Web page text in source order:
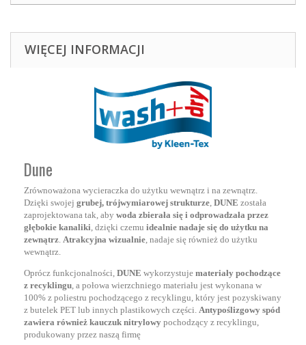
WIĘCEJ INFORMACJI
Dune
Zrównoważona wycieraczka do użytku wewnątrz i na zewnątrz.
Dzięki swojej grubej, trójwymiarowej strukturze DUNE została
zaprojektowana tak, aby woda zbierała się i odprowadzała przez
głębokie kanaliki , dzięki czemu idealnie nadaje się do użytku na
zewnątrz Atrakcyjna wizualnie , nadaje się również do użytku
wewnątrz.
Oprócz funkcjonalności, DUNE wykorzystuje materiały pochodzące
z recyklingu , a połowa wierzchniego materiału jest wykonana w
100% z poliestru pochodzącego z recyklingu, który jest pozyskiwany
z butelek PET lub innych plastikowych części. Antypoślizgowy spód
zawiera również kauczuk nitrylowy pochodzący z recyklingu,
produkowany przez naszą firmę